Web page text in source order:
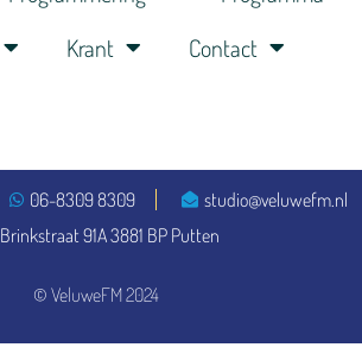
Krant Contact
© VeluweFM 2024
06-8309 8309
studio@veluwefm.nl
Brinkstraat 91A 3881 BP Putten